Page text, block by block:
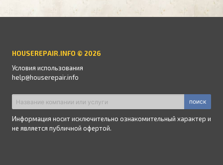
HOUSEREPAIR.INFO © 2026
Условия использования
help@houserepair.info
поиск
Информация носит исключительно ознакомительный характер и
не является публичной офертой.